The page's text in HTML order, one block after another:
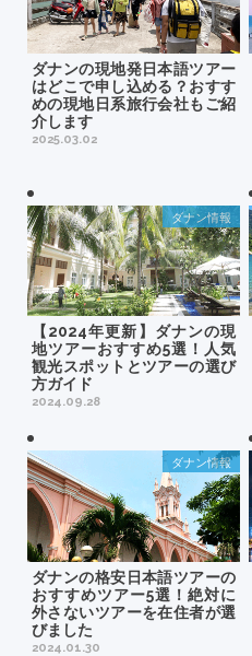
ダナンの現地発日本語ツアー
はどこで申し込める？おすす
めの現地日系旅行会社もご紹
介します
2025.03.02
【2024年更新】ダナンの現
地ツアーおすすめ5選！人気
観光スポットとツアーの選び
方ガイド
2024.09.28
ダナン情報
ダナンの格安日本語ツアーの
おすすめツアー5選！絶対に
外さないツアーを在住者が選
びました
2024.01.30
ダナン情報